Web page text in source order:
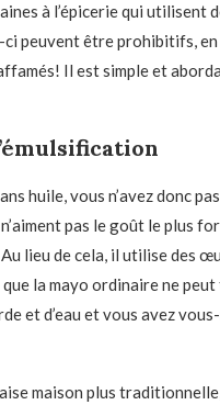
à l’épicerie qui utilisent
peuvent être prohibitifs,
Il est simple et
huile, vous n’avez donc
pas le goût le plus
lieu de cela, il utilise des
la mayo ordinaire ne
et d’eau et vous avez
maison plus